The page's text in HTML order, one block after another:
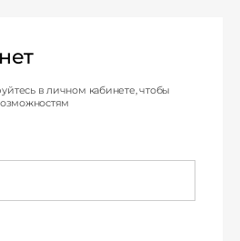
кабинет
в личном кабинете, чтобы